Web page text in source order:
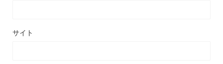
サイト